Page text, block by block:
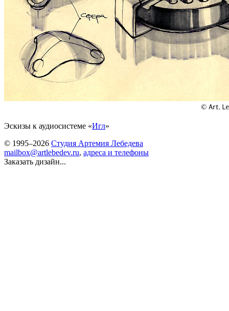
Эскизы к аудиосистеме «Игл»
© 1995–2026 Студия Артемия Лебедева
mailbox@artlebedev.ru, адреса и телефоны
Заказать дизайн...